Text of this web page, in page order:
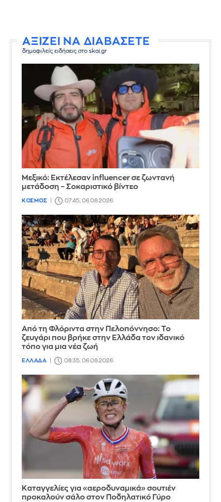
ΑΞΙΖΕΙ ΝΑ ΔΙΑΒΑΣΕΤΕ
δημοφιλείς ειδήσεις στο skai.gr
Μεξικό: Εκτέλεσαν influencer σε ζωντανή
μετάδοση – Σοκαριστικό βίντεο
ΚΟΣΜΟΣ 07:45, 06.08.2026
Από τη Φλόριντα στην Πελοπόννησο: Το
ζευγάρι που βρήκε στην Ελλάδα τον ιδανικό
τόπο για μια νέα ζωή
ΕΛΛΑΔΑ 08:35, 06.08.2026
Καταγγελίες για «αεροδυναμικά» σουτιέν
προκαλούν σάλο στον Ποδηλατικό Γύρο